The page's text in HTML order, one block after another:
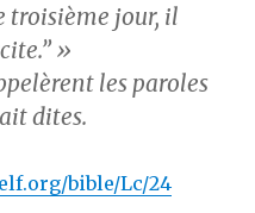
troisième jour, il
»
les paroles
dites.
bible/Lc/24